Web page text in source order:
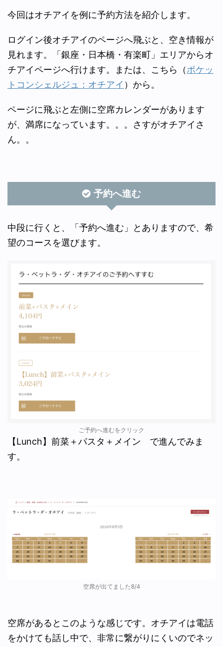
今回はオチアイを例に予約方法を紹介します。
ログイン後オチアイのページへ飛ぶと、空き情報が
見れます。「銀座・日本橋・有楽町」エリアからオ
チアイページへ行けます。または、こちら（ポケッ
トコンシェルジュ：オチアイ ）から。
ページに飛ぶと左側に空席カレンダーがあります
が、満席になっています。。。さすがオチアイさ
ん。。
予約へ進む
中段に行くと、「予約へ進む」とありますので、希
望のコースを選びます。
ご予約へ進むをクリック
【Lunch】前菜＋パスタ＋メイン で進んでみま
す。
空席が出てました8/4
空席があるとこのような感じです。オチアイは電話
をかけても話し中で、非常に繋がりにくいのでネッ